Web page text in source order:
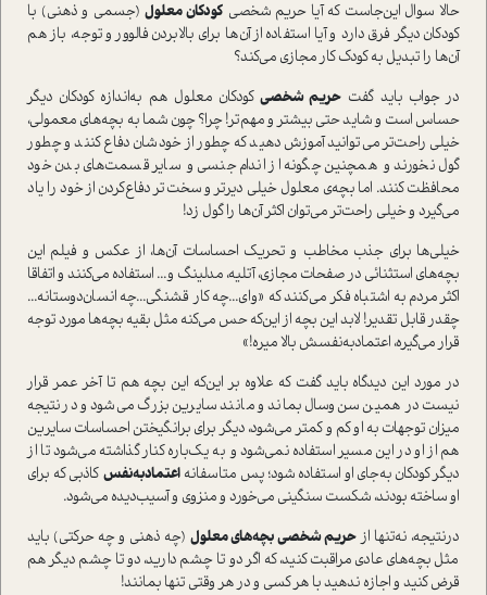
حالا سوال این‌جا‌ست که آیا حریم شخصیکودکان معلول(جسمی و ذهنی) با
کودکان دیگر فرق دارد و آیا ا‌ستفاده از آن‌ها برای بالا‌بردن فالوور و توجه، باز هم
آن‌ها را تبدیل به کودک کار مجازی می‌کند؟
در جواب باید گفت حریم شخصیکودکان معلول هم به‌اندازه کودکان دیگر
حساس ا‌ست و شاید حتی بیشتر و مهم‌تر! چرا؟ چون شما به بچه‌های معمولی،
خیلی راحت‌تر می‌توانید آموزش دهید که چطور از خودشان دفاع کنند و چطور
گول نخورند و همچنین چگونه از اندام جنسی و سایر قسمت‌های بدن خود
محافظت کنند. اما بچه‌ی معلول خیلی دیرتر و سخت‌‌تر دفاع‌کردن از خود را یاد
می‌گیرد و خیلی راحت‌تر می‌توان اکثر آن‌ها را گول زد!
خیلی‌ها برای جذب مخاطب و تحریک احساسات آن‌ها، از عکس و فیلم این
بچه‌های ا‌ستثنائی در صفحات مجازی، آتلیه، مدلینگ و... ا‌ستفاده می‌کنند و اتفاقا
اکثر مردم به اشتباه فکر می‌کنند که «وای...چه کار قشنگی...چه انسان‌دوستانه...
چقدر قابل تقدیر! لابد این بچه از این‌که حس می‌کنه مثل بقیه بچه‌ها مورد توجه
قرار می‌گیره، اعتماد‌به‌نفسش بالا میره!»
در مورد این دیدگاه باید گفت که علاوه بر این‌که این بچه هم تا آخر عمر قرار
نیست در همین سن‌و‌سال بماند و مانند سایرین بزرگ می‌شود و در‌نتیجه
میزان توجهات به او کم و کمتر می‌شود، دیگر برای برانگیختن احساسات سایرین
هم از او در این مسیر ا‌ستفاده نمی‌شود و به یک‌باره کنار گذاشته می‌شود تا از
دیگر کودکان به‌جای او ا‌ستفاده شود؛ پس متاسفانه اعتماد‌به‌نفس کاذبی که برای
او ساخته بودند، شکست سنگینی می‌خورد و منزوی و آسیب‌دیده می‌شود.
در‌نتیجه، نه‌‌تنها ازحریم شخصی بچه‌های معلول (چه ذهنی و چه حرکتی) باید
مثل بچه‌های عادی مراقبت کنید، که اگر دو تا چشم دارید، دو تا چشم دیگر هم
قرض کنید و اجازه ندهید با هر کسی و در هر وقتی تنها بمانند!